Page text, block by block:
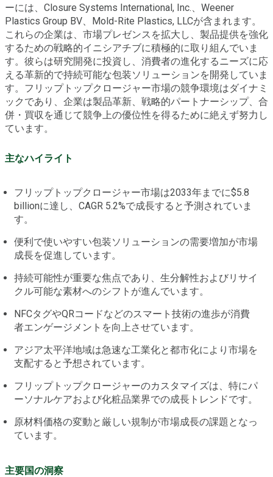
ーには、Closure Systems International, Inc.、Weener
Plastics Group BV、Mold-Rite Plastics, LLCが含まれます。
これらの企業は、市場プレゼンスを拡大し、製品提供を強化
するための戦略的イニシアチブに積極的に取り組んでいま
す。彼らは研究開発に投資し、消費者の進化するニーズに応
える革新的で持続可能な包装ソリューションを開発していま
す。フリップトップクロージャー市場の競争環境はダイナミ
ックであり、企業は製品革新、戦略的パートナーシップ、合
併・買収を通じて競争上の優位性を得るために絶えず努力し
ています。
主なハイライト
フリップトップクロージャー市場は2033年までに$5.8
billionに達し、CAGR 5.2%で成長すると予測されていま
す。
便利で使いやすい包装ソリューションの需要増加が市場
成長を促進しています。
持続可能性が重要な焦点であり、生分解性およびリサイ
クル可能な素材へのシフトが進んでいます。
NFCタグやQRコードなどのスマート技術の進歩が消費
者エンゲージメントを向上させています。
アジア太平洋地域は急速な工業化と都市化により市場を
支配すると予想されています。
フリップトップクロージャーのカスタマイズは、特にパ
ーソナルケアおよび化粧品業界での成長トレンドです。
原材料価格の変動と厳しい規制が市場成長の課題となっ
ています。
主要国の洞察